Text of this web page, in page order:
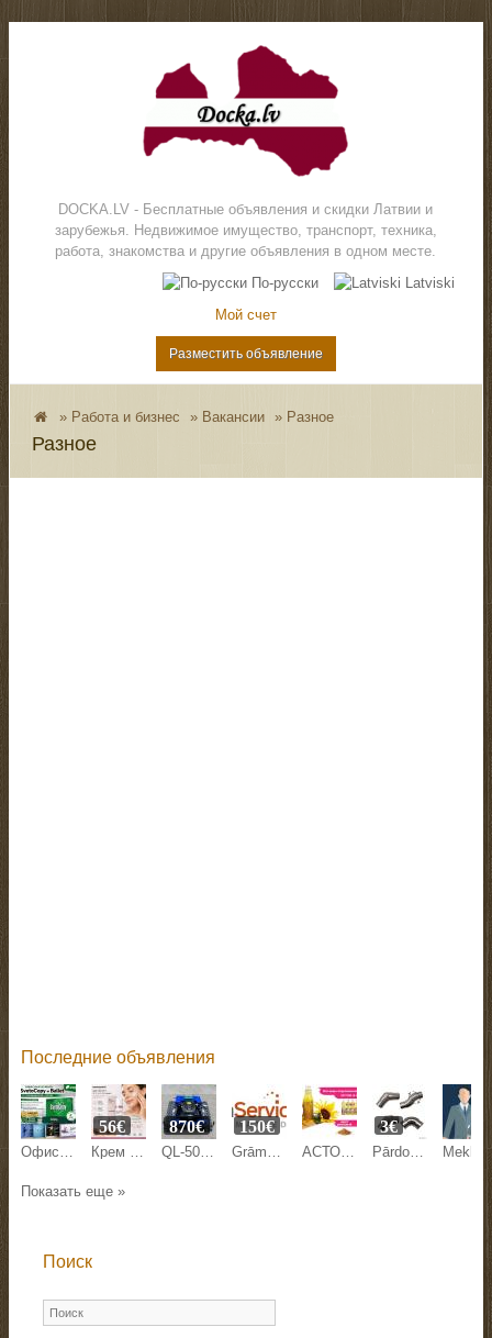
DOCKA.LV - Бесплатные объявления и скидки Латвии и
зарубежья. Недвижимое имущество, транспорт, техника,
работа, знакомства и другие объявления в одном месте.
По-русски
Latviski
Мой счет
Разместить объявление
» Работа и бизнес » Вакансии » Разное
Разное
Последние объявления
Офисная бумага Svetocopy и Ballet от производителя - оптом Крем против морщин Mesoestetic Age Element 50 мл на Beyston
56€
QL-500Y LAWN MOWER
870€
Grāmatvedības pakalpojumi
150€
АСТОН - Оптовые продажи подсолнечного масла от завода. Экспорт Pārdodam margu detaļas.
3€
Meklējam kandidātu Anglijas
Показать еще »
Поиск